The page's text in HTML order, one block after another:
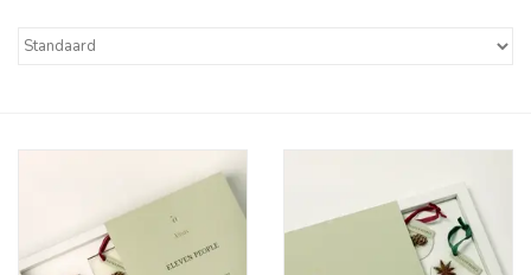
Cadeaubonnen